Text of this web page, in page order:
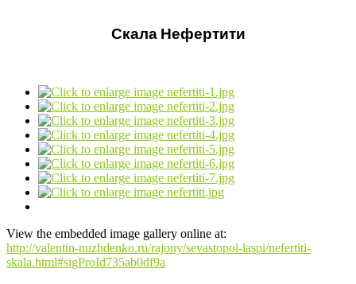
Скала Нефертити
View the embedded image gallery online at:
http://valentin-nuzhdenko.ru/rajony/sevastopol-laspi/nefertiti-
skala.html#sigProId735ab0df9a